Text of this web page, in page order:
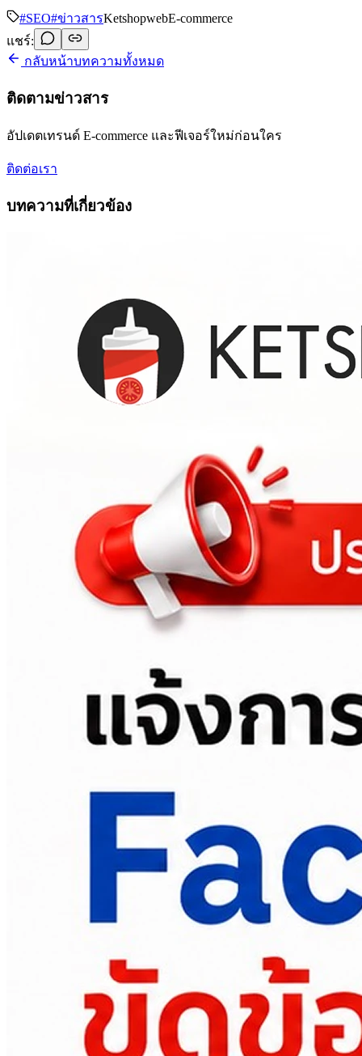
#SEO#ข่าวสารKetshopwebE-commerce
แชร์:
กลับหน้าบทความทั้งหมด
ติดตามข่าวสาร
อัปเดตเทรนด์ E-commerce และฟีเจอร์ใหม่ก่อนใคร
ติดต่อเรา
บทความที่เกี่ยวข้อง